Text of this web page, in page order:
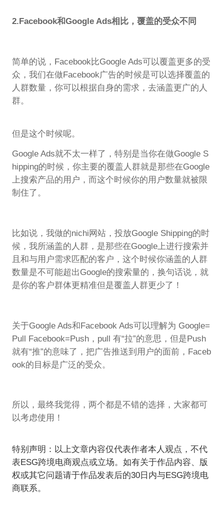
2.Facebook和Google Ads相比，覆盖的受众不同
简单的说，Facebook比Google Ads可以覆盖更多的受
众，我们在做Facebook广告的时候是可以选择覆盖的
人群数量，你可以根据自身的需求，去涵盖更广的人
群。
但是这个时候呢。
Google Ads就不太一样了，特别是当你在做Google S
hipping的时候，你主要的覆盖人群就是那些在Google
上搜索产品的用户，而这个时候你的用户数量就被限
制住了。
比如说，我做的nichi网站，投放Google Shipping的时
候，我所涵盖的人群，是那些在Google上进行搜索并
且和与用户需求匹配的客户，这个时候你涵盖的人群
数量是不可能超出Google的搜索量的，换句话说，就
是你的客户群体更精准但是覆盖人群更少了！
关于Google Ads和Facebook Ads可以理解为 Google=
Pull Facebook=Push，pull 有“拉”的意思，但是Push
就有“推”的意味了，把广告推送到用户的面前，Faceb
ook的目标是广泛的受众。
所以，最终我觉得，两个都是不错的选择，大家都可
以考虑使用！
特别声明：以上文章内容仅代表作者本人观点，不代
表ESG跨境电商观点或立场。如有关于作品内容、版
权或其它问题请于作品发表后的30日内与ESG跨境电
商联系。